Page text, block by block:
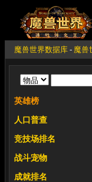
魔兽世界数据库 - 魔兽
英雄榜
人口普查
竞技场排名
战斗宠物
成就排名